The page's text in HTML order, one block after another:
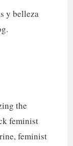
y belleza
the
feminist
feminist